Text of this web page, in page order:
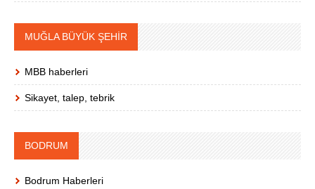
MUĞLA BÜYÜK ŞEHİR
MBB haberleri
Sikayet, talep, tebrik
BODRUM
Bodrum Haberleri